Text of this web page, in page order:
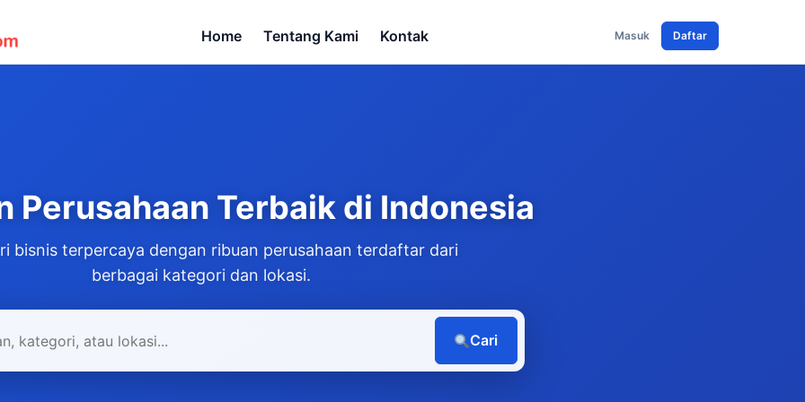
Home
Tentang Kami Kontak Masuk Daftar
Perusahaan Terbaik di Indonesia
bisnis terpercaya dengan ribuan perusahaan terdaftar dari
berbagai kategori dan lokasi.
Cari